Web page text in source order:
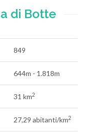
di Botte
849
644m - 1.818m
31 km2
27,29 abitanti/km2